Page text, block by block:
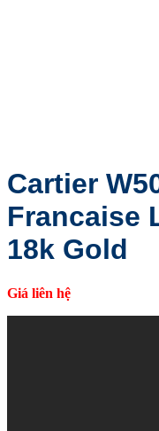
Cartier
Francaise
18k Gold
Giá liên hệ